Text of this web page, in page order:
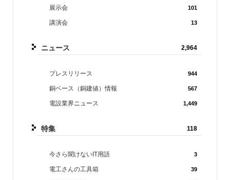
展示会 101
講演会 13
ニュース 2,964
プレスリリース 944
銅ベース（銅建値）情報 567
電設業界ニュース 1,449
特集 118
今さら聞けないIT用語 3
電工さんの工具箱 39